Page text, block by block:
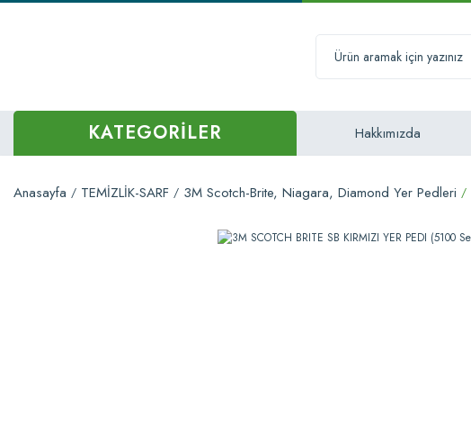
KATEGORİLER Hakkımızda
Anasayfa TEMİZLİK-SARF 3M Scotch-Brite, Niagara, Diamond Yer Pedleri